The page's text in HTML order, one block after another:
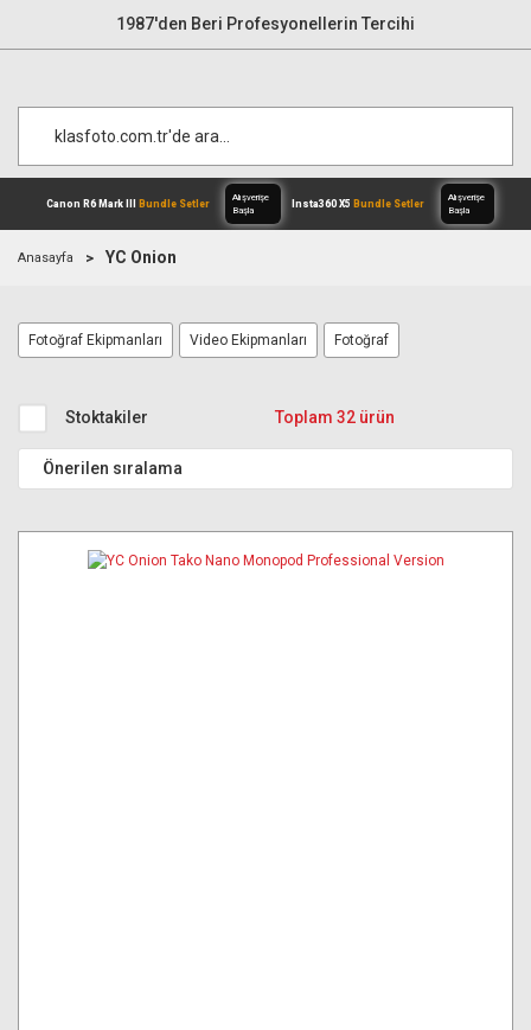
1987'den Beri Profesyonellerin Tercihi
Canon R6 Mark IIIBundle Setler
Alışverişe
Anasayfa YC Onion
Fotoğraf Ekipmanları Video Ekipmanları Fotoğraf
Stoktakiler Toplam 32 ürün